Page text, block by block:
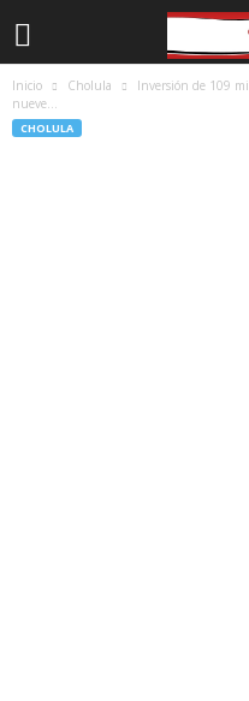
Inicio Cholula
Inversión de 109
nueve...
CHOLULA